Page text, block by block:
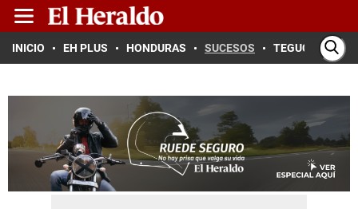
INICIO EH PLUS HONDURAS SUCESOS TEGUCIGALPA